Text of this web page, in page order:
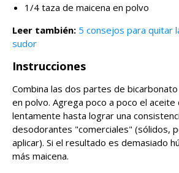
1/4 taza de maicena en polvo
Leer también: 5 consejos para quitar
sudor
Instrucciones
Combina las dos partes de
en polvo. Agrega poco a poco el aceite
lentamente hasta lograr una
desodorantes "comerciales" (sólidos,
aplicar). Si el resultado es demasiado
más maicena.